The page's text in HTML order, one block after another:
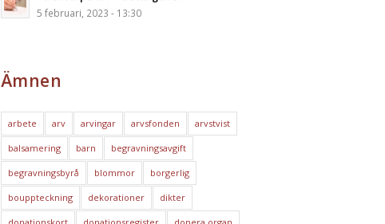
5 februari, 2023 - 13:30
Ämnen
arbete arv arvingar arvsfonden arvstvist
balsamering barn begravningsavgift
begravningsbyrå blommor borgerlig
bouppteckning dekorationer dikter